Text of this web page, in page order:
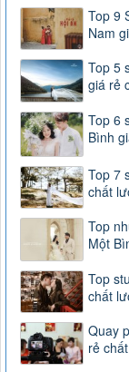
Top 9
Nam
Top 5
giá rẻ
Top 6
Bình
Top 7
chất
Top
Một
Top
chất
Quay
rẻ